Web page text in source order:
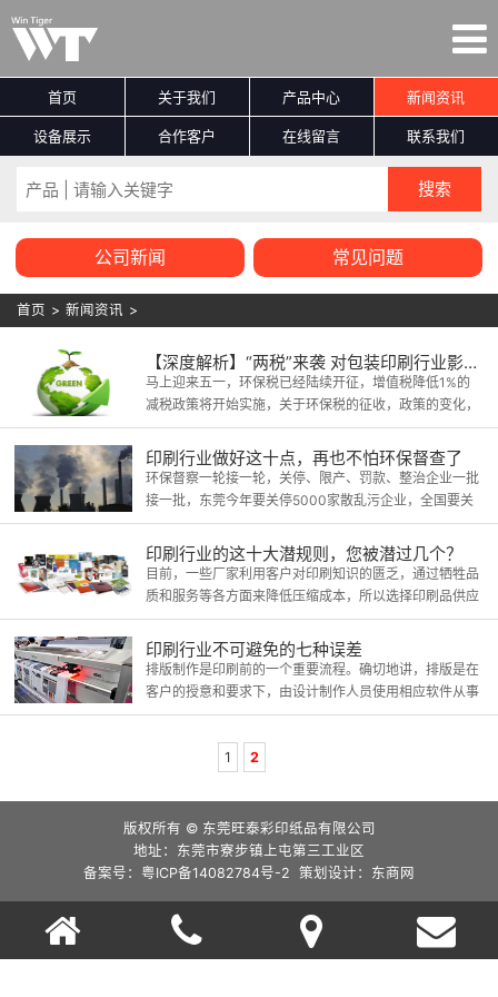
首页 关于我们 产品中心 新闻资讯
设备展示 合作客户 在线留言 联系我们
公司新闻 常见问题
首页 > 新闻资讯 >
【深度解析】“两税”来袭 对包装印刷行业影响几何？
马上迎来五一，环保税已经陆续开征，增值税降低1%的
减税政策将开始实施，关于环保税的征收，政策的变化，
在业内总能激起一些波澜，有客户想借此降价，但有供货
商却声称不可能的。
印刷行业做好这十点，再也不怕环保督查了
环保督察一轮接一轮，关停、限产、罚款、整治企业一批
接一批，东莞今年要关停5000家散乱污企业，全国要关
停17万散乱污企业。多省相继出台燃煤、生物质锅炉清
零、夏季停限产、包装印刷企业涉VOCs工序停产等方
案。
印刷行业的这十大潜规则，您被潜过几个？
目前，一些厂家利用客户对印刷知识的匮乏，通过牺牲品
质和服务等各方面来降低压缩成本，所以选择印刷品供应
商时既不能选择最高报价更不能选择最低报价，这是亘古
不变的淘汰选择法则，还要选择有实力，信誉度好，重视
品牌经营的诚信供应商。
印刷行业不可避免的七种误差
排版制作是印刷前的一个重要流程。确切地讲，排版是在
客户的授意和要求下，由设计制作人员使用相应软件从事
的一项文字编排工作。
1 2
版权所有 © 东莞旺泰彩印纸品有限公司
地址：东莞市寮步镇上屯第三工业区
备案号：粤ICP备14082784号-2 策划设计： 东商网